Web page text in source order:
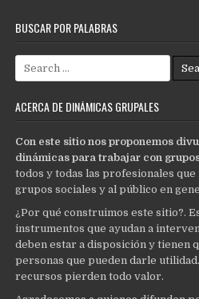
BUSCAR POR PALABRAS
Search
for:
ACERCA DE DINÁMICAS GRUPALES
Con este sitio nos proponemos
dinámicas para trabajar con
todos y todas las profesionales
grupos sociales y al público en
¿Por qué construimos este sitio?.
instrumentos que ayudan a
deben estar a disposición y tienen
personas que pueden darle
recursos pierden todo valor.